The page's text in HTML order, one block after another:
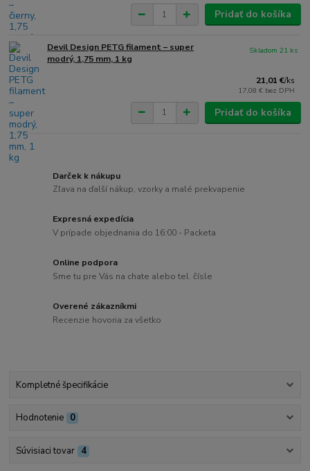
Pridať do košíka
Devil Design PETG filament – super
modrý, 1,75 mm, 1 kg
21,01 €/ks
17,08 € bez DPH
Skladom 21 ks
Pridať do košíka
Darček k nákupu
Zľava na ďalší nákup, vzorky a malé prekvapenie
Expresná expedícia
V prípade objednania do 16:00 - Packeta
Online podpora
Sme tu pre Vás na chate alebo tel. čísle
Overené zákazníkmi
Recenzie hovoria za všetko
Kompletné špecifikácie
Hodnotenie 0
Súvisiaci tovar 4